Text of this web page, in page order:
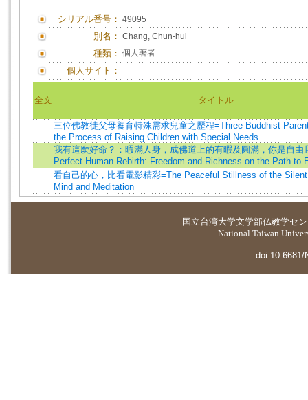
シリアル番号： 49095
別名： Chang, Chun-hui
種類： 個人著者
個人サイト：
全文 タイトル
三位佛教徒父母養育特殊需求兒童之歷程=Three Buddhist
the Process of Raising Children with Special Needs
我有這麼好命？：暇滿人身，成佛道上的有暇及圓滿，你是自由
Perfect Human Rebirth: Freedom and Richness on the Path to
看自己的心，比看電影精彩=The Peaceful Stillness of the
Mind and Meditation
国立台湾大学文学部仏教学セ
National Taiwan
doi:10.6681/